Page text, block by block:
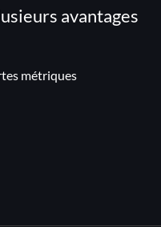
avantages
métriques